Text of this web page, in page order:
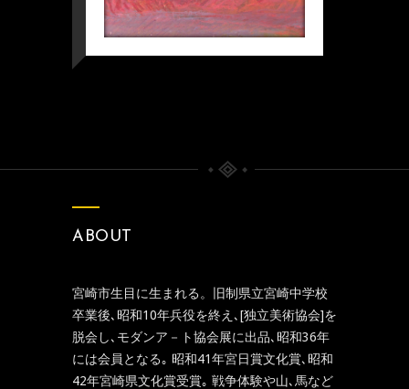
ABOUT
宮崎市生目に生まれる。旧制県立宮崎中学校
卒業後､昭和10年兵役を終え､[独立美術協会]を
脱会し､モダンア－ト協会展に出品､昭和36年
には会員となる｡ 昭和41年宮日賞文化賞､昭和
42年宮崎県文化賞受賞｡ 戦争体験や山､馬など